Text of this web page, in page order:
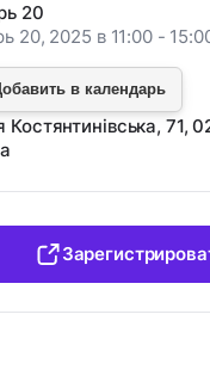
20
20, 2025 в 11:00 -
Костянтинівська, 71,